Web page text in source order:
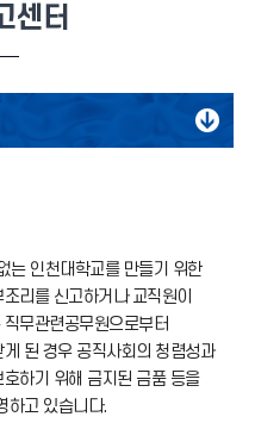
센터
는 인천대학교를 만들기 위한
리를 신고하거나 교직원이
무관련공무원으로부터
된 경우 공직사회의 청렴성과
하기 위해 금지된 금품 등을
하고 있습니다.